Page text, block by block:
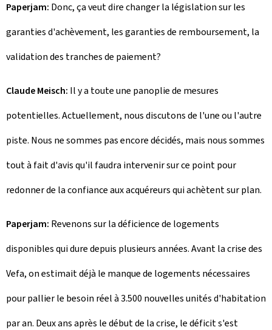
Paperjam: Donc, ça veut dire changer la législation sur les
garanties d'achèvement, les garanties de remboursement, la
validation des tranches de paiement?
Claude Meisch: Il y a toute une panoplie de mesures
potentielles. Actuellement, nous discutons de l'une ou l'autre
piste. Nous ne sommes pas encore décidés, mais nous sommes
tout à fait d'avis qu'il faudra intervenir sur ce point pour
redonner de la confiance aux acquéreurs qui achètent sur plan.
Paperjam: Revenons sur la déficience de logements
disponibles qui dure depuis plusieurs années. Avant la crise des
Vefa, on estimait déjà le manque de logements nécessaires
pour pallier le besoin réel à 3.500 nouvelles unités d'habitation
par an. Deux ans après le début de la crise, le déficit s'est